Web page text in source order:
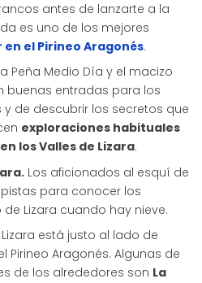
antes de lanzarte a la
es uno de los mejores
en el Pirineo Aragonés.
Peña Medio Día y el macizo
buenas entradas para los
de descubrir los secretos que
exploraciones habituales
los Valles de Lizara.
Los aficionados al esquí de
para conocer los
Lizara cuando hay nieve.
Lizara está justo al lado de
Pirineo Aragonés. Algunas de
de los alrededores son La